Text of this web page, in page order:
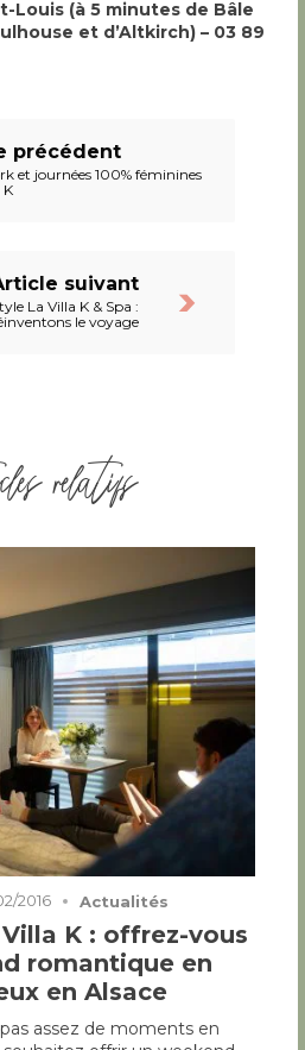
Louis (à 5 minutes de Bâle
et d’Altkirch) – 03 89
précédent
et journées 100% féminines
K
suivant
La Villa K & Spa :
le voyage
relatifs
2016 Actualités
K : offrez-vous
romantique en
en Alsace
assez de moments en